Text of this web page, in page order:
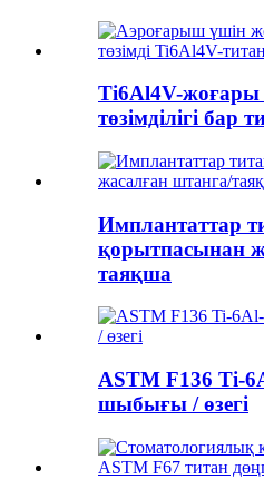
Ti6Al4V-жоғары
төзімділігі
Имплантаттар
қорытпасынан
таяқша
ASTM F136 Ti-
шыбығы / өзегі